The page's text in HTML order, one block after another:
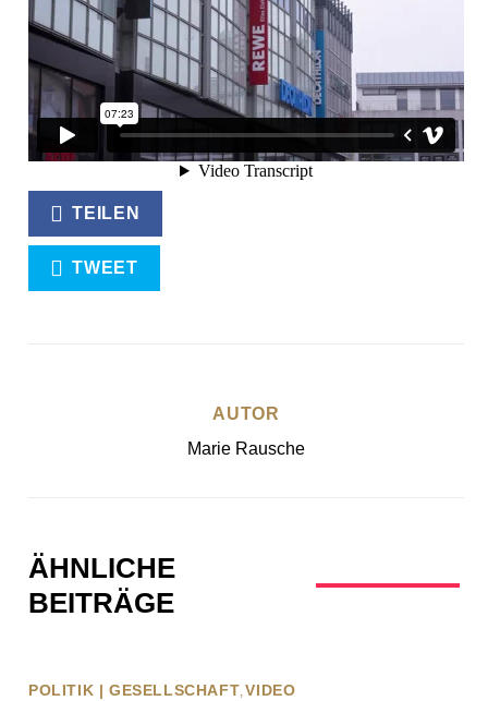
BRAUNSCHWEIG ESSEN
FOOD-TRENDS ZIMTSCHNECKEN
TEILEN
TWEET
AUTOR
Marie Rausche
ÄHNLICHE
BEITRÄGE
POLITIK | GESELLSCHAFT VIDEO